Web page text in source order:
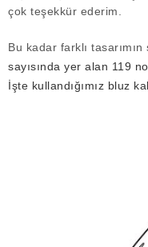
çok teşekkür ederim.
Bu kadar farklı tasarımın
sayısında yer alan 119
İşte kullandığımız bluz